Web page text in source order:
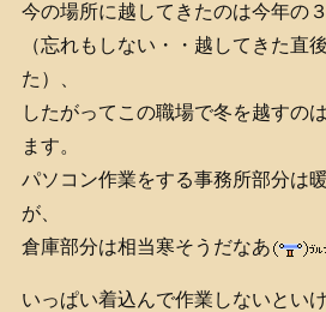
今の場所に越してきたのは今年の
（忘れもしない・・越してきた直
た）、
したがってこの職場で冬を越すの
ます。
パソコン作業をする事務所部分は
が、
倉庫部分は相当寒そうだなあ
いっぱい着込んで作業しないといけ